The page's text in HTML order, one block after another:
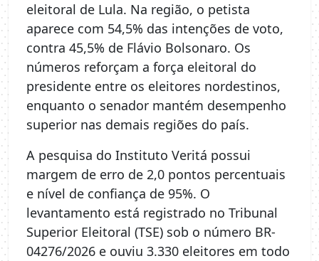
eleitoral de Lula. Na região, o petista
aparece com 54,5% das intenções de voto,
contra 45,5% de Flávio Bolsonaro. Os
números reforçam a força eleitoral do
presidente entre os eleitores nordestinos,
enquanto o senador mantém desempenho
superior nas demais regiões do país.
A pesquisa do Instituto Veritá possui
margem de erro de 2,0 pontos percentuais
e nível de confiança de 95%. O
levantamento está registrado no Tribunal
Superior Eleitoral (TSE) sob o número BR-
04276/2026 e ouviu 3.330 eleitores em todo